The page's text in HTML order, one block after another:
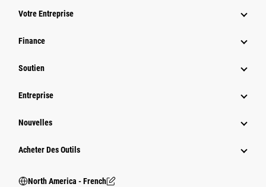
Votre Entreprise
Finance
Soutien
Entreprise
Nouvelles
Acheter Des Outils
North America - French